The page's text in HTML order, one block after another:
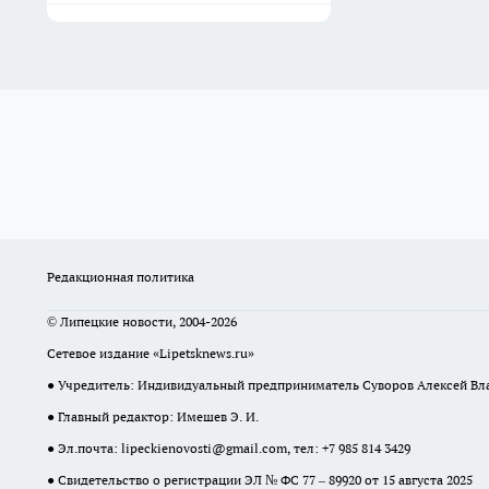
Редакционная политика
© Липецкие новости, 2004-2026
Сетевое издание «Lipetsknews.ru»
● Учредитель: Индивидуальный предприниматель Суворов Алексей
● Главный редактор: Имешев Э. И.
● Эл.почта: lipeckienovosti@gmail.com, тел: +7 985 814 3429
● Свидетельство о регистрации ЭЛ № ФС 77 – 89920 от 15 августа 2025